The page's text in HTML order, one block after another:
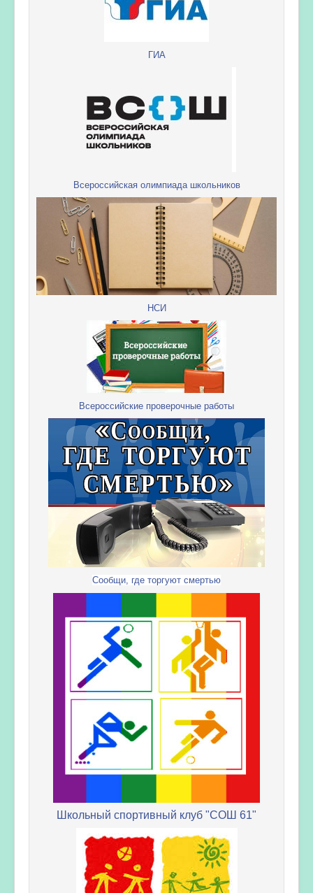
ГИА
Всероссийская олимпиада школьников
НСИ
Всероссийские проверочные работы
Сообщи, где торгуют смертью
Школьный спортивный клуб "СОШ 61"